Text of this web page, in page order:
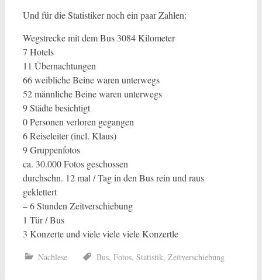
Und für die Statistiker noch ein paar Zahlen:
Wegstrecke mit dem Bus 3084 Kilometer
7 Hotels
11 Übernachtungen
66 weibliche Beine waren unterwegs
52 männliche Beine waren unterwegs
9 Städte besichtigt
0 Personen verloren gegangen
6 Reiseleiter (incl. Klaus)
9 Gruppenfotos
ca. 30.000 Fotos geschossen
durchschn. 12 mal / Tag in den Bus rein und raus
geklettert
– 6 Stunden Zeitverschiebung
1 Tür / Bus
3 Konzerte und viele viele viele Konzertle
Nachlese Bus, Fotos, Statistik, Zeitverschiebung